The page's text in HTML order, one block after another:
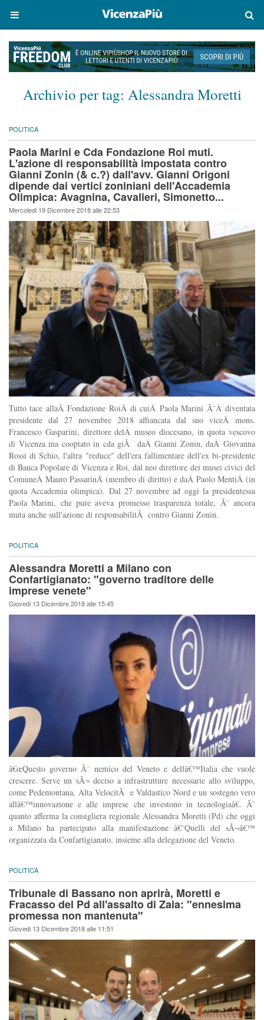
Archivio per tag: Alessandra Moretti
POLITICA
Paola Marini e Cda Fondazione Roi muti.
L'azione di responsabilità impostata contro
Gianni Zonin (& c.?) dall'avv. Gianni Origoni
dipende dai vertici zoniniani dell'Accademia
Olimpica: Avagnina, Cavalieri, Simonetto...
Mercoledi 19 Dicembre 2018 alle 22:53
Tutto tace allaÂ Fondazione RoiÂ di cuiÂ Paola Marini Ã¨Â diventata
presidente dal 27 novembre 2018 affiancata dal suo viceÂ mons.
Francesco Gasparini, direttore delÂ museo diocesano, in quota vescovo
di Vicenza ma cooptato in cda giÃ daÂ Gianni Zonin, daÂ Giovanna
Rossi di Schio, l'altra "reduce" dell'era fallimentare dell'ex bi-presidente
di Banca Popolare di Vicenza e Roi, dal neo direttore dei musei civici del
ComuneÂ Mauro PassarinÂ (membro di diritto) e daÂ Paolo MentiÂ (in
quota Accademia olimpica). Dal 27 novembre ad oggi la presidentessa
Paola Marini, che pure aveva promesso trasparenza totale, Ã¨ ancora
muta anche sull'azione di responsabilitÃ contro Gianni Zonin.
POLITICA
Alessandra Moretti a Milano con
Confartigianato: "governo traditore delle
imprese venete"
Giovedi 13 Dicembre 2018 alle 15:45
â€œQuesto governo Ã¨ nemico del Veneto e dellâ€™Italia che vuole
crescere. Serve un sÃ¬ deciso a infrastrutture necessarie allo sviluppo,
come Pedemontana, Alta VelocitÃ e Valdastico Nord e un sostegno vero
allâ€™innovazione e alle imprese che investono in tecnologiaâ€. Ãˆ
quanto afferma la consigliera regionale Alessandra Moretti (Pd) che oggi
a Milano ha partecipato alla manifestazione â€˜Quelli del sÃ¬â€™
organizzata da Confartigianato, insieme alla delegazione del Veneto.
POLITICA
Tribunale di Bassano non aprirà, Moretti e
Fracasso del Pd all'assalto di Zaia: "ennesima
promessa non mantenuta"
Giovedi 13 Dicembre 2018 alle 11:51